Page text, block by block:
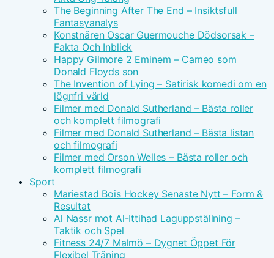
The Beginning After The End – Insiktsfull
Fantasyanalys
Konstnären Oscar Guermouche Dödsorsak –
Fakta Och Inblick
Happy Gilmore 2 Eminem – Cameo som
Donald Floyds son
The Invention of Lying – Satirisk komedi om en
lögnfri värld
Filmer med Donald Sutherland – Bästa roller
och komplett filmografi
Filmer med Donald Sutherland – Bästa listan
och filmografi
Filmer med Orson Welles – Bästa roller och
komplett filmografi
Sport
Mariestad Bois Hockey Senaste Nytt – Form &
Resultat
Al Nassr mot Al-Ittihad Laguppställning –
Taktik och Spel
Fitness 24/7 Malmö – Dygnet Öppet För
Flexibel Träning